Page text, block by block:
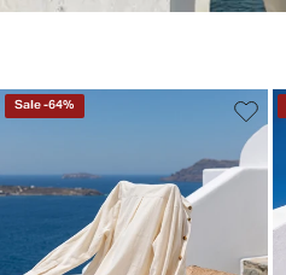
Sale-64%